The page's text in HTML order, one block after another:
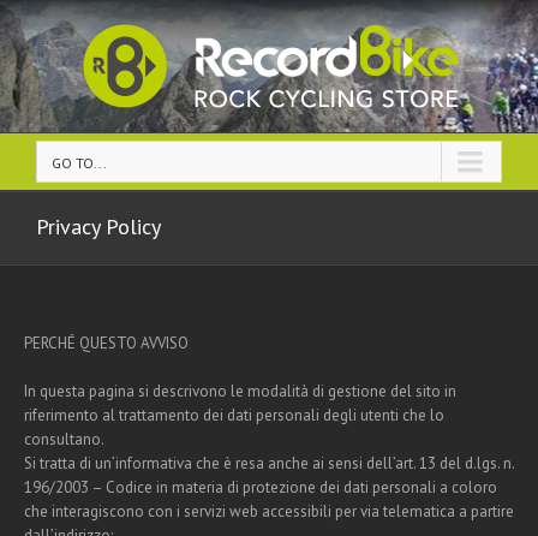
GO TO...
Privacy Policy
PERCHÉ QUESTO AVVISO
In questa pagina si descrivono le modalità di gestione del sito in
riferimento al trattamento dei dati personali degli utenti che lo
consultano.
Si tratta di un’informativa che è resa anche ai sensi dell’art. 13 del d.lgs. n.
196/2003 – Codice in materia di protezione dei dati personali a coloro
che interagiscono con i servizi web accessibili per via telematica a partire